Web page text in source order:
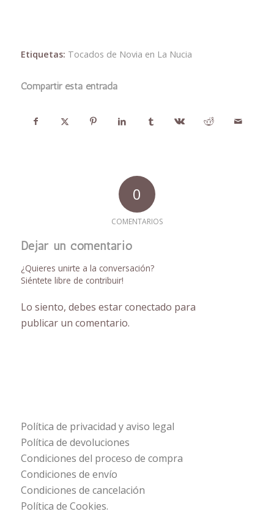
Etiquetas: Tocados de Novia en La Nucia
Compartir esta entrada
0
COMENTARIOS
Dejar un comentario
¿Quieres unirte a la conversación?
Siéntete libre de contribuir!
Lo siento, debes estarconectado para
publicar un comentario.
Política de privacidad y aviso legal
Política de devoluciones
Condiciones del proceso de compra
Condiciones de envío
Condiciones de cancelación
Política de Cookies.